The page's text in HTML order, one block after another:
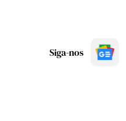
Siga-nos